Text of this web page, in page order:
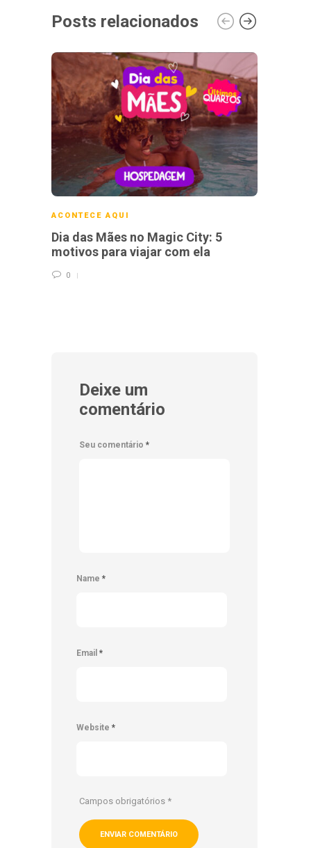
Posts relacionados
ACONTECE AQUI
Dia das Mães no Magic City: 5
motivos para viajar com ela
0
Deixe um
comentário
Seu comentário *
Name *
Email *
Website *
Campos obrigatórios *